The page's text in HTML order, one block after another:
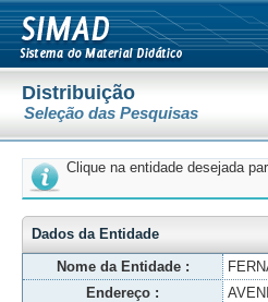
Distribuição
Seleção das Pesquisas
Clique na entidade desejada
Dados da Entidade
Nome da Entidade :
Endereço :